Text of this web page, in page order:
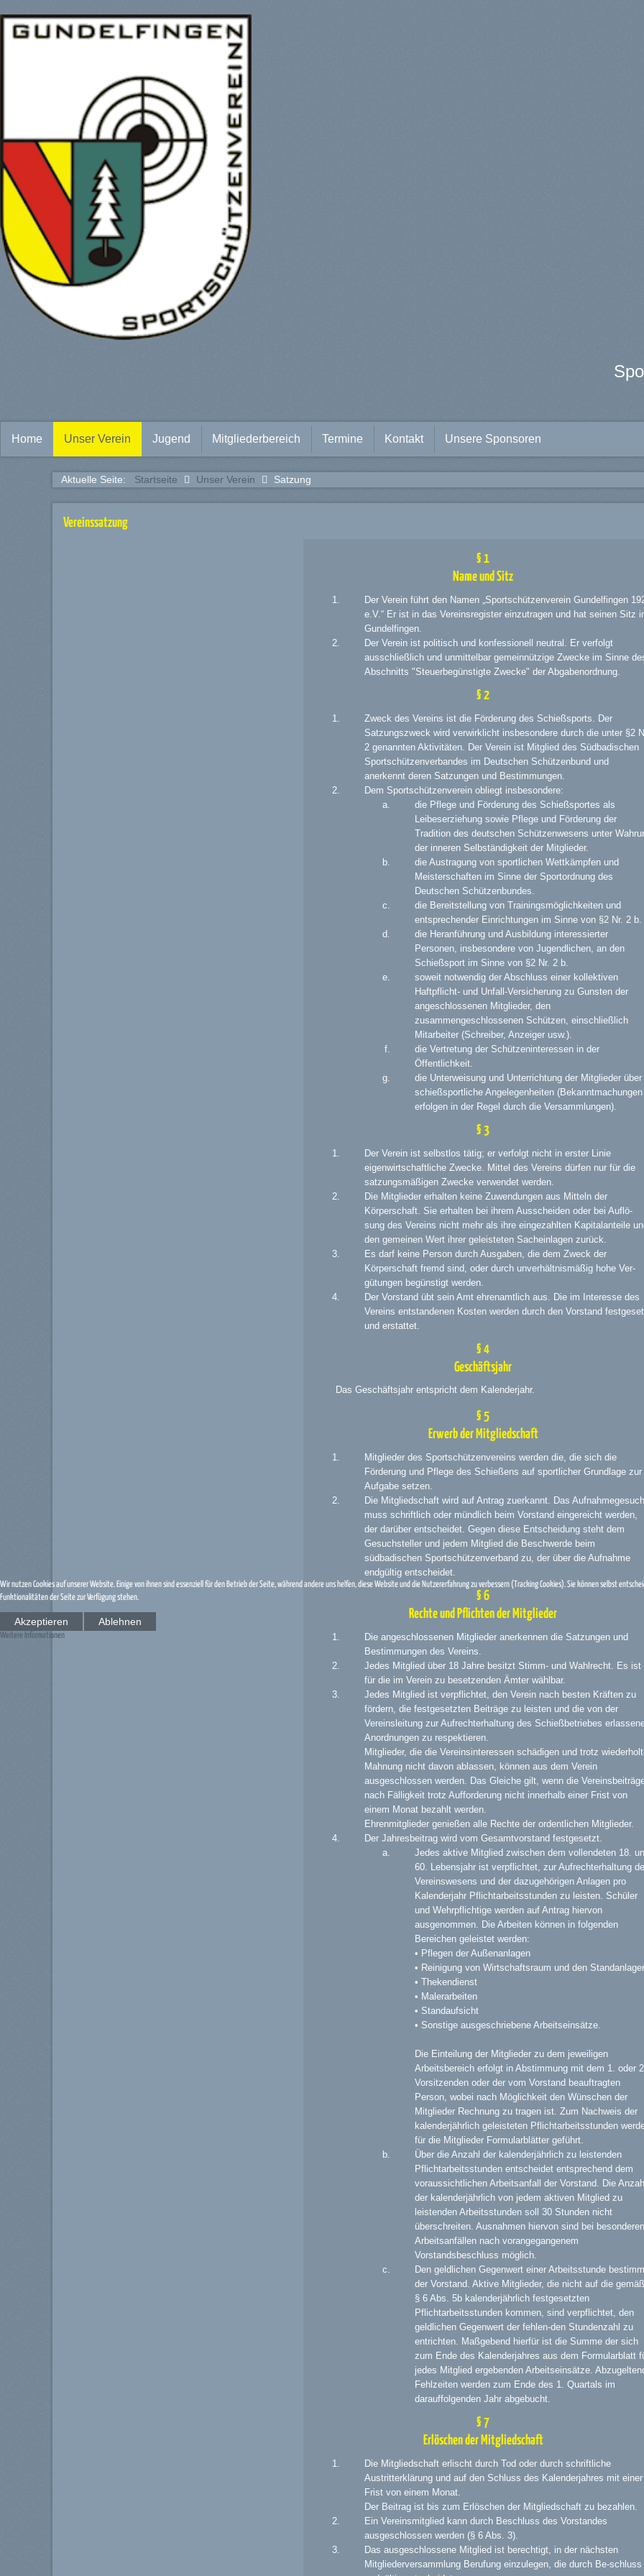
Home Unser Verein Jugend Mitgliederbereich Termine Kontakt Unsere Sponsoren
Aktuelle Seite: Startseite Unser Verein Satzung
Vereinssatzung
§ 1
Name und Sitz
Der Verein führt den Namen „Sportschützenverein Gundelfingen
e.V.“ Er ist in das Vereinsregister einzutragen und hat seinen Sitz
Gundelfingen.
Der Verein ist politisch und konfessionell neutral. Er verfolgt
ausschließlich und unmittelbar gemeinnützige Zwecke im Sinne
Abschnitts "Steuerbegünstigte Zwecke" der Abgabenordnung.
§ 2
Zweck des Vereins ist die Förderung des Schießsports. Der
Satzungszweck wird verwirklicht insbesondere durch die unter §2
2 genannten Aktivitäten. Der Verein ist Mitglied des Südbadischen
Sportschützenverbandes im Deutschen Schützenbund und
anerkennt deren Satzungen und Bestimmungen.
Dem Sportschützenverein obliegt insbesondere:
die Pflege und Förderung des Schießsportes als
Leibeserziehung sowie Pflege und Förderung der
Tradition des deutschen Schützenwesens unter
der inneren Selbständigkeit der Mitglieder.
die Austragung von sportlichen Wettkämpfen und
Meisterschaften im Sinne der Sportordnung des
Deutschen Schützenbundes.
die Bereitstellung von Trainingsmöglichkeiten und
entsprechender Einrichtungen im Sinne von §2 Nr. 2 b.
die Heranführung und Ausbildung interessierter
Personen, insbesondere von Jugendlichen, an den
Schießsport im Sinne von §2 Nr. 2 b.
soweit notwendig der Abschluss einer kollektiven
Haftpflicht- und Unfall-Versicherung zu Gunsten der
angeschlossenen Mitglieder, den
zusammengeschlossenen Schützen, einschließlich
Mitarbeiter (Schreiber, Anzeiger usw.).
die Vertretung der Schützeninteressen in der
Öffentlichkeit.
die Unterweisung und Unterrichtung der Mitglieder über
schießsportliche Angelegenheiten (Bekanntmachungen
erfolgen in der Regel durch die Versammlungen).
§ 3
Der Verein ist selbstlos tätig; er verfolgt nicht in erster Linie
eigenwirtschaftliche Zwecke. Mittel des Vereins dürfen nur für die
satzungsmäßigen Zwecke verwendet werden.
Die Mitglieder erhalten keine Zuwendungen aus Mitteln der
Körperschaft. Sie erhalten bei ihrem Ausscheiden oder bei Auflö-
sung des Vereins nicht mehr als ihre eingezahlten Kapitalanteile
den gemeinen Wert ihrer geleisteten Sacheinlagen zurück.
Es darf keine Person durch Ausgaben, die dem Zweck der
Körperschaft fremd sind, oder durch unverhältnismäßig hohe Ver-
gütungen begünstigt werden.
Der Vorstand übt sein Amt ehrenamtlich aus. Die im Interesse des
Vereins entstandenen Kosten werden durch den Vorstand
und erstattet.
§ 4
Geschäftsjahr
Das Geschäftsjahr entspricht dem Kalenderjahr.
§ 5
Erwerb der Mitgliedschaft
Mitglieder des Sportschützenvereins werden die, die sich die
Förderung und Pflege des Schießens auf sportlicher Grundlage zur
Aufgabe setzen.
Die Mitgliedschaft wird auf Antrag zuerkannt. Das Aufnahmegesuch
muss schriftlich oder mündlich beim Vorstand eingereicht werden,
der darüber entscheidet. Gegen diese Entscheidung steht dem
Gesuchsteller und jedem Mitglied die Beschwerde beim
südbadischen Sportschützenverband zu, der über die Aufnahme
endgültig entscheidet.
§ 6
Rechte und Pflichten der Mitglieder
Die angeschlossenen Mitglieder anerkennen die Satzungen und
Bestimmungen des Vereins.
Jedes Mitglied über 18 Jahre besitzt Stimm- und Wahlrecht. Es ist
für die im Verein zu besetzenden Ämter wählbar.
Jedes Mitglied ist verpflichtet, den Verein nach besten Kräften zu
fördern, die festgesetzten Beiträge zu leisten und die von der
Vereinsleitung zur Aufrechterhaltung des Schießbetriebes
Anordnungen zu respektieren.
Mitglieder, die die Vereinsinteressen schädigen und trotz
Mahnung nicht davon ablassen, können aus dem Verein
ausgeschlossen werden. Das Gleiche gilt, wenn die
nach Fälligkeit trotz Aufforderung nicht innerhalb einer Frist von
einem Monat bezahlt werden.
Ehrenmitglieder genießen alle Rechte der ordentlichen Mitglieder.
Der Jahresbeitrag wird vom Gesamtvorstand festgesetzt.
Jedes aktive Mitglied zwischen dem vollendeten 18.
60. Lebensjahr ist verpflichtet, zur Aufrechterhaltung
Vereinswesens und der dazugehörigen Anlagen pro
Kalenderjahr Pflichtarbeitsstunden zu leisten. Schüler
und Wehrpflichtige werden auf Antrag hiervon
ausgenommen. Die Arbeiten können in folgenden
Bereichen geleistet werden:
• Pflegen der Außenanlagen
• Reinigung von Wirtschaftsraum und den
• Thekendienst
• Malerarbeiten
• Standaufsicht
• Sonstige ausgeschriebene Arbeitseinsätze.
Die Einteilung der Mitglieder zu dem jeweiligen
Arbeitsbereich erfolgt in Abstimmung mit dem 1. oder
Vorsitzenden oder der vom Vorstand beauftragten
Person, wobei nach Möglichkeit den Wünschen der
Mitglieder Rechnung zu tragen ist. Zum Nachweis der
kalenderjährlich geleisteten Pflichtarbeitsstunden
für die Mitglieder Formularblätter geführt.
Über die Anzahl der kalenderjährlich zu leistenden
Pflichtarbeitsstunden entscheidet entsprechend dem
voraussichtlichen Arbeitsanfall der Vorstand. Die
der kalenderjährlich von jedem aktiven Mitglied zu
leistenden Arbeitsstunden soll 30 Stunden nicht
überschreiten. Ausnahmen hiervon sind bei besonderen
Arbeitsanfällen nach vorangegangenem
Vorstandsbeschluss möglich.
Den geldlichen Gegenwert einer Arbeitsstunde
der Vorstand. Aktive Mitglieder, die nicht auf die gemäß
§ 6 Abs. 5b kalenderjährlich festgesetzten
Pflichtarbeitsstunden kommen, sind verpflichtet, den
geldlichen Gegenwert der fehlen-den Stundenzahl zu
entrichten. Maßgebend hierfür ist die Summe der sich
zum Ende des Kalenderjahres aus dem Formularblatt
jedes Mitglied ergebenden Arbeitseinsätze.
Fehlzeiten werden zum Ende des 1. Quartals im
darauffolgenden Jahr abgebucht.
§ 7
Erlöschen der Mitgliedschaft
Die Mitgliedschaft erlischt durch Tod oder durch schriftliche
Austritterklärung und auf den Schluss des Kalenderjahres mit einer
Frist von einem Monat.
Der Beitrag ist bis zum Erlöschen der Mitgliedschaft zu bezahlen.
Ein Vereinsmitglied kann durch Beschluss des Vorstandes
ausgeschlossen werden (§ 6 Abs. 3).
Das ausgeschlossene Mitglied ist berechtigt, in der nächsten
Mitgliederversammlung Berufung einzulegen, die durch Be-schluss
Wir nutzen Cookies auf unserer Website. Einige von ihnen sind essenziell für den Betrieb der Seite, während andere uns helfen, diese Website und die Nutzererfahrung zu verbessern (Tracking Cookies). Sie können selbst
Funktionalitäten der Seite zur Verfügung stehen.
Akzeptieren Ablehnen
Weitere Informationen